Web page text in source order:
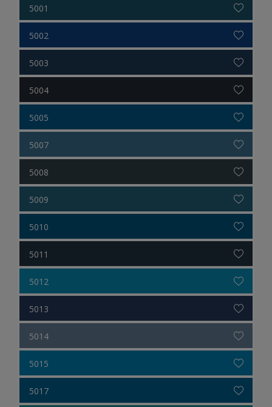
5001
5002
5003
5004
5005
5007
5008
5009
5010
5011
5012
5013
5014
5015
5017